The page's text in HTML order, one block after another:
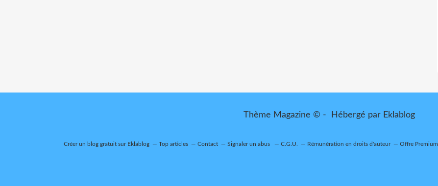
Thème Magazine © - Hébergé par Eklablog
Créer un blog gratuit sur Eklablog Top articles Contact Signaler un abus C.G.U. Rémunération en droits d'auteur Offre Premium